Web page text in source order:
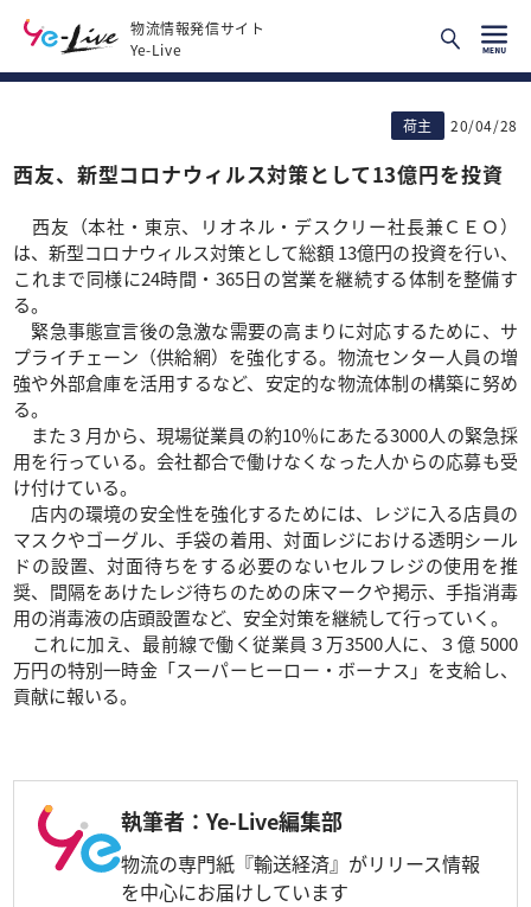
物流情報発信サイト
Ye-Live
荷主 20/04/28
西友、新型コロナウィルス対策として13億円を投資
西友（本社・東京、リオネル・デスクリー社長兼ＣＥＯ）
は、新型コロナウィルス対策として総額 13億円の投資を行い、
これまで同様に24時間・365日の営業を継続する体制を整備す
る。
緊急事態宣言後の急激な需要の高まりに対応するために、サ
プライチェーン（供給網）を強化する。物流センター人員の増
強や外部倉庫を活用するなど、安定的な物流体制の構築に努め
る。
また３月から、現場従業員の約10％にあたる3000人の緊急採
用を行っている。会社都合で働けなくなった人からの応募も受
け付けている。
店内の環境の安全性を強化するためには、レジに入る店員の
マスクやゴーグル、手袋の着用、対面レジにおける透明シール
ドの設置、対面待ちをする必要のないセルフレジの使用を推
奨、間隔をあけたレジ待ちのための床マークや掲示、手指消毒
用の消毒液の店頭設置など、安全対策を継続して行っていく。
これに加え、最前線で働く従業員３万3500人に、３億 5000
万円の特別一時金「スーパーヒーロー・ボーナス」を支給し、
貢献に報いる。
執筆者：Ye-Live編集部
物流の専門紙『輸送経済』がリリース情報
を中心にお届けしています